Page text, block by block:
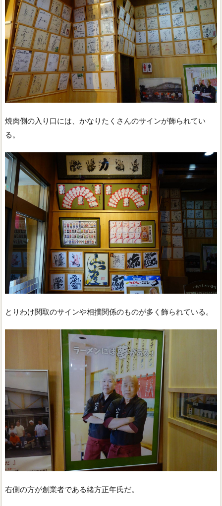
焼肉側の入り口には、かなりたくさんのサインが飾られてい
る。
とりわけ関取のサインや相撲関係のものが多く飾られている。
右側の方が創業者である緒方正年氏だ。